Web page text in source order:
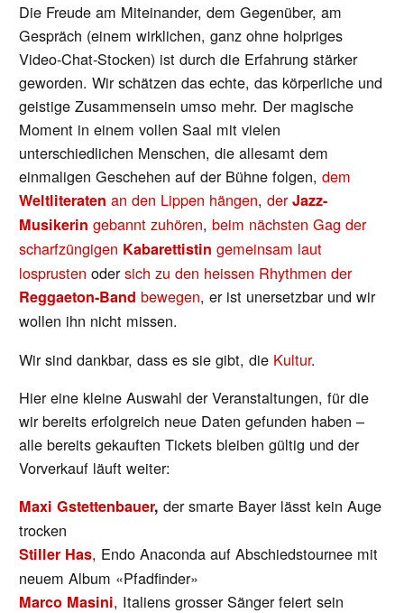
Die Freude am Miteinander, dem Gegenüber, am
Gespräch (einem wirklichen, ganz ohne holpriges
Video-Chat-Stocken) ist durch die Erfahrung stärker
geworden. Wir schätzen das echte, das körperliche und
geistige Zusammensein umso mehr. Der magische
Moment in einem vollen Saal mit vielen
unterschiedlichen Menschen, die allesamt dem
einmaligen Geschehen auf der Bühne folgen,dem
Weltliteratenan den Lippen hängen,derJazz-
Musikerin gebannt zuhören,beim nächsten Gag der
scharfzüngigen Kabarettistingemeinsam laut
losprusten odersich zu den heissen Rhythmen der
Reggaeton-Band bewegen, er ist unersetzbar und wir
wollen ihn nicht missen.
Wir sind dankbar, dass es sie gibt, die Kultur.
Hier eine kleine Auswahl der Veranstaltungen, für die
wir bereits erfolgreich neue Daten gefunden haben –
alle bereits gekauften Tickets bleiben gültig und der
Vorverkauf läuft weiter:
Maxi Gstettenbauer, der smarte Bayer lässt kein Auge
trocken
Stiller Has, Endo Anaconda auf Abschiedstournee mit
neuem Album «Pfadfinder»
Marco Masini, Italiens grosser Sänger feiert sein